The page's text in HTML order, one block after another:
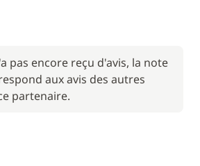
pas encore reçu d'avis, la note
aux avis des autres
partenaire.